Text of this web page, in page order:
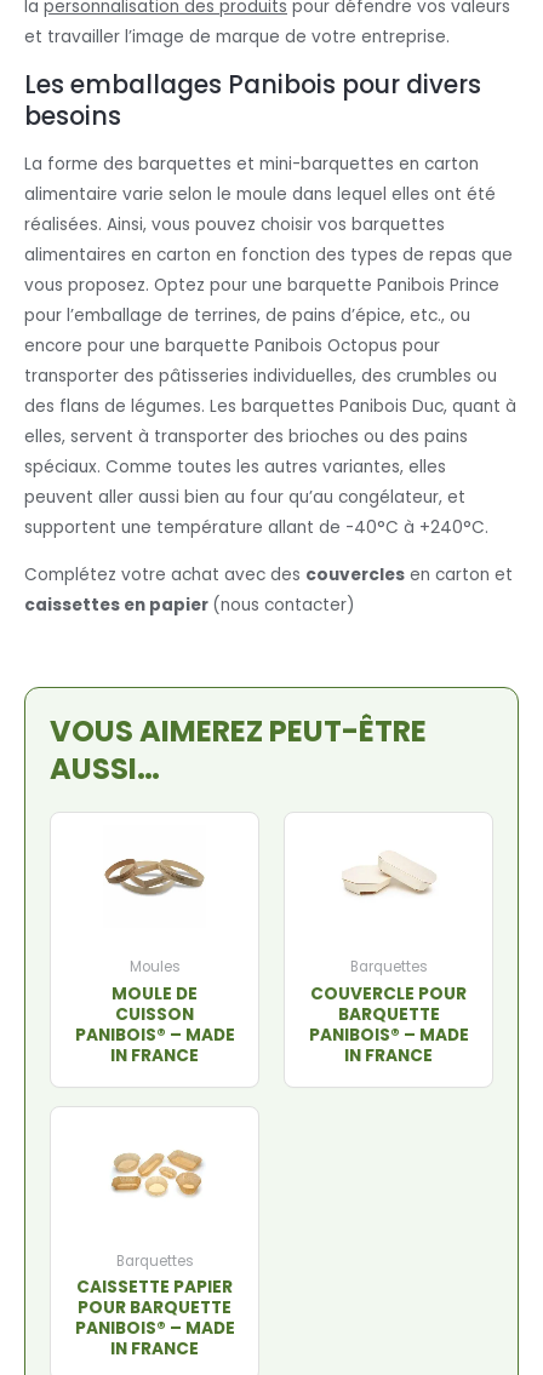
la personnalisation des produits pour défendre vos valeurs
et travailler l’image de marque de votre entreprise.
Les emballages Panibois pour divers
besoins
La forme des barquettes et mini-barquettes en carton
alimentaire varie selon le moule dans lequel elles ont été
réalisées. Ainsi, vous pouvez choisir vos barquettes
alimentaires en carton en fonction des types de repas que
vous proposez. Optez pour une barquette Panibois Prince
pour l’emballage de terrines, de pains d’épice, etc., ou
encore pour une barquette Panibois Octopus pour
transporter des pâtisseries individuelles, des crumbles ou
des flans de légumes. Les barquettes Panibois Duc, quant à
elles, servent à transporter des brioches ou des pains
spéciaux. Comme toutes les autres variantes, elles
peuvent aller aussi bien au four qu’au congélateur, et
supportent une température allant de -40°C à +240°C.
Complétez votre achat avec des couvercles en carton et
caissettes en papier (nous contacter)
VOUS AIMEREZ PEUT-ÊTRE
AUSSI…
Moules
MOULE DE
CUISSON
PANIBOIS® – MADE
IN FRANCE
Barquettes
COUVERCLE POUR
BARQUETTE
PANIBOIS® – MADE
IN FRANCE
Barquettes
CAISSETTE PAPIER
POUR BARQUETTE
PANIBOIS® – MADE
IN FRANCE